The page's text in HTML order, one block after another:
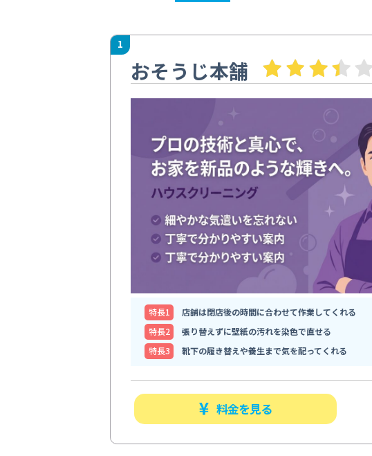
1
おそうじ本舗
特⻑1
店舗は閉店後の時間に合わせて作業してくれる
特⻑2
張り替えずに壁紙の汚れを染色で直せる
特⻑3
靴下の履き替えや養生まで気を配ってくれる
料金を見る